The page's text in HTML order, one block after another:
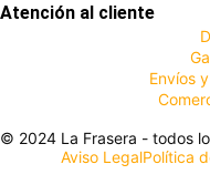
Atención al cliente
Envíos
© 2024 La Frasera - todos
Aviso LegalPolítica